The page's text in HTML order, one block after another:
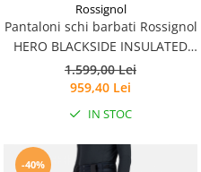
Accesorii
Bike
Rossignol
Pantaloni schi barbati Rossignol
HERO BLACKSIDE INSULATED
Black
1.599,00 Lei
959,40 Lei
IN STOC
-40%